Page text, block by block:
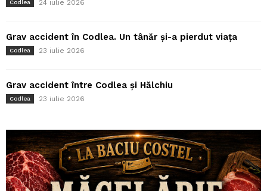
Codlea 24 iulie 2026
Grav accident în Codlea. Un tânăr și-a pierdut viața
Codlea 23 iulie 2026
Grav accident între Codlea și Hălchiu
Codlea 23 iulie 2026